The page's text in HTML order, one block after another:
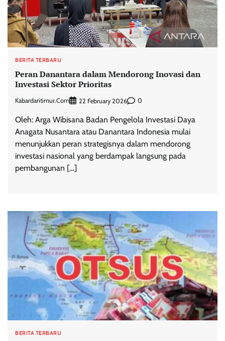
BERITA TERBARU
Peran Danantara dalam Mendorong Inovasi dan
Investasi Sektor Prioritas
Kabardaritimur.com 22 February 2026 0
Oleh: Arga Wibisana Badan Pengelola Investasi Daya
Anagata Nusantara atau Danantara Indonesia mulai
menunjukkan peran strategisnya dalam mendorong
investasi nasional yang berdampak langsung pada
pembangunan […]
BERITA TERBARU